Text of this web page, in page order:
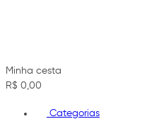
Minha cesta
R$ 0,00
Categorias